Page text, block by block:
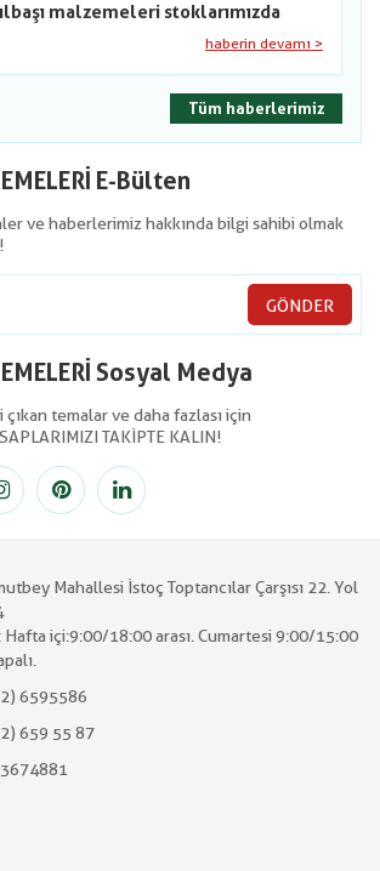
malzemeleri stoklarımızda
haberin devamı >
Tüm haberlerimiz
E-Bülten
ve haberlerimiz hakkında bilgi sahibi olmak
GÖNDER
Sosyal Medya
temalar ve daha fazlası için
TAKİPTE KALIN!
Mahallesi İstoç Toptancılar Çarşısı 22. Yol
Hafta içi:9:00/18:00 arası. Cumartesi 9:00/15:00
6595586
659 55 87